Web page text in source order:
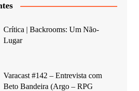
Crítica | Backrooms: Um Não-
Lugar
Varacast #142 – Entrevista com
Beto Bandeira (Argo – RPG